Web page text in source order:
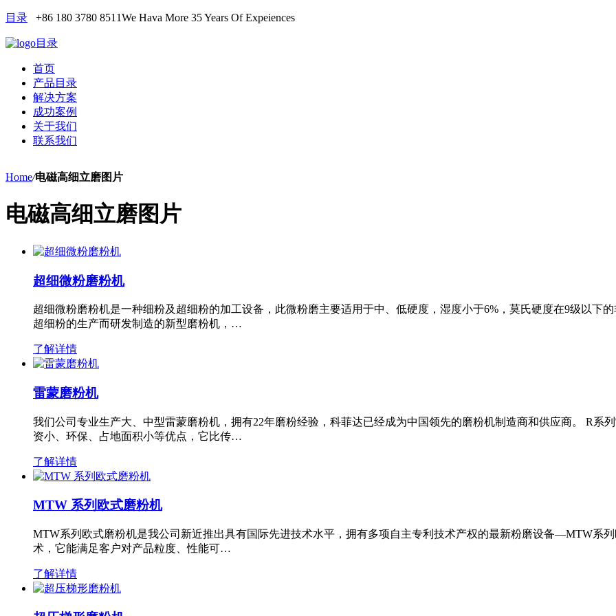
目录 +86 180 3780 8511We Hava More 35 Years Of Expeiences
目录
首页
产品目录
解决方案
成功案例
关于我们
联系我们
Home/电磁高细立磨图片
电磁高细立磨图片
超细微粉磨粉机
超细微粉磨粉机是一种细粉及超细粉的加工设备，此微粉磨主要适用于中、低硬度，湿度小于6%，莫氏硬度在9级以下
超细粉的生产而研发制造的新型磨粉机，…
了解详情
雷蒙磨粉机
我们公司专业生产大、中型雷蒙磨粉机，拥有22年磨粉经验，科菲达已经成为中国领先的磨粉机制造商和供应商。 R系
资小、环保、占地面积小等优点，它比传…
了解详情
MTW 系列欧式磨粉机
MTW系列欧式磨粉机是我公司新近推出具有国际先进技术水平，拥有多项自主专利技术产权的最新粉磨设备—MTW系
术，它能满足客户对产品粒度、性能可…
了解详情